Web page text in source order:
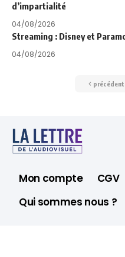
d’impartialité
04/08/2026
Streaming : Disney et
04/08/2026
précédent
Mon compte CGV
Qui sommes nous ?